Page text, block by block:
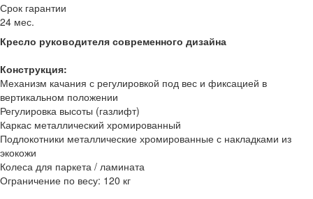
Срок гарантии
24 мес.
Кресло руководителя современного дизайна
Конструкция:
Механизм качания с регулировкой под вес и фиксацией в
вертикальном положении
Регулировка высоты (газлифт)
Каркас металлический хромированный
Подлокотники металлические хромированные с накладками из
экокожи
Колеса для паркета / ламината
Ограничение по весу: 120 кг